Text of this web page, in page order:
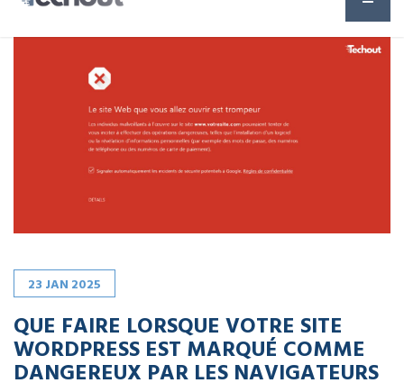
23 JAN 2025
QUE FAIRE LORSQUE VOTRE SITE
WORDPRESS EST MARQUÉ COMME
DANGEREUX PAR LES NAVIGATEURS